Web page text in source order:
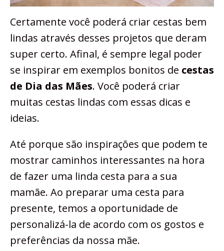
Certamente você poderá criar cestas bem
lindas através desses projetos que deram
super certo. Afinal, é sempre legal poder
se inspirar em exemplos bonitos de cestas
de Dia das Mães. Você poderá criar
muitas cestas lindas com essas dicas e
ideias.
Até porque são inspirações que podem te
mostrar caminhos interessantes na hora
de fazer uma linda cesta para a sua
mamãe. Ao preparar uma cesta para
presente, temos a oportunidade de
personalizá-la de acordo com os gostos e
preferências da nossa mãe.